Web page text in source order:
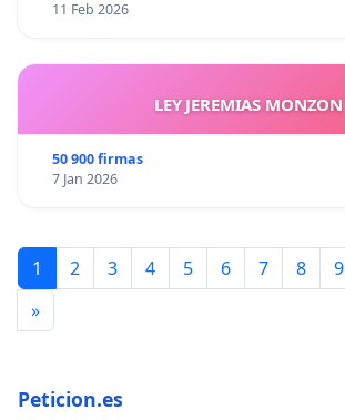
11 Feb 2026
LEY JEREMIAS MONZON
50 900 firmas
7 Jan 2026
1 2 3 4 5 6 7 8 9
»
Peticion.es